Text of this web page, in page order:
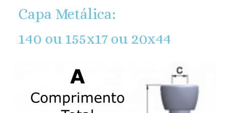
Capa Metálica:
140 ou 155x17 ou 20x44